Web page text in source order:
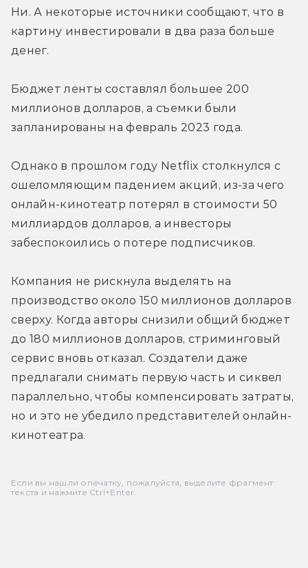
Ни. А некоторые источники сообщают, что в
картину инвестировали в два раза больше
денег.
Бюджет ленты составлял большее 200
миллионов долларов, а съемки были
запланированы на февраль 2023 года.
Однако в прошлом году Netflix столкнулся с
ошеломляющим падением акций, из-за чего
онлайн-кинотеатр потерял в стоимости 50
миллиардов долларов, а инвесторы
забеспокоились о потере подписчиков.
Компания не рискнула выделять на
производство около 150 миллионов долларов
сверху. Когда авторы снизили общий бюджет
до 180 миллионов долларов, стриминговый
сервис вновь отказал. Создатели даже
предлагали снимать первую часть и сиквел
параллельно, чтобы компенсировать затраты,
но и это не убедило представителей онлайн-
кинотеатра.
Если вы нашли опечатку, пожалуйста, выделите фрагмент
текста и нажмите Ctrl+Enter.